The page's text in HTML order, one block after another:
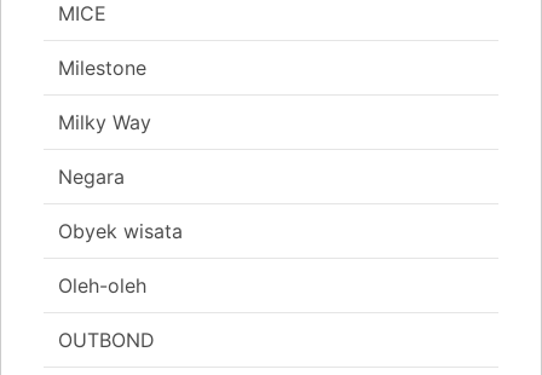
MICE
Milestone
Milky Way
Negara
Obyek wisata
Oleh-oleh
OUTBOND